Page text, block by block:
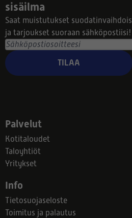
sisäilma
Saat muistutukset
ja tarjoukset suoraan sähköpostiisi!
TILAA
Palvelut
Kotitaloudet
Taloyhtiöt
Yritykset
Info
Tietosuojaseloste
Toimitus ja palautus